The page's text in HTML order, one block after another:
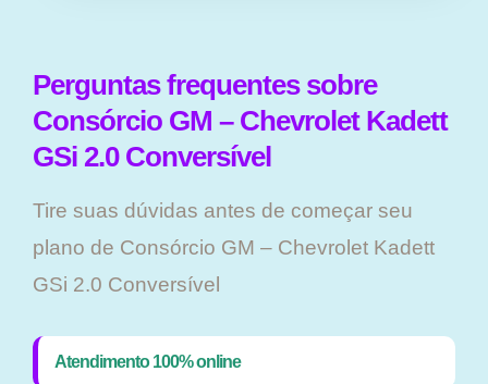
Perguntas frequentes sobre
Consórcio GM – Chevrolet Kadett
GSi 2.0 Conversível
Tire suas dúvidas antes de começar seu
plano ​de Consórcio GM – Chevrolet Kadett
GSi 2.0 Conversível
Atendimento 100% online